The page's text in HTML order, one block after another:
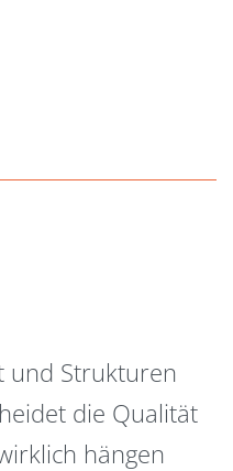
und Strukturen
die Qualität
hängen